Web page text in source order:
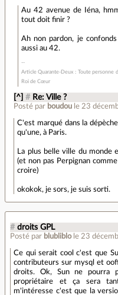
Au 42 avenue de Iéna,
tout doit finir ?
Ah non pardon, je
aussi au 42.
Article Quarante-Deux : Toute personne
Roi de Cœur
[^] # Re: Ville ?
Posté par boudou le 23
C'est marqué dans la
qu'une, à Paris.
La plus belle ville du monde
(et non pas Perpignan
croire)
okokok, je sors, je suis sorti.
# droits GPL
Posté par blubliblo le 23
Ce qui serait cool c'est que
contributeurs sur mysql et
droits. Ok, Sun ne pourra
propriétaire et ça sera
m'intéresse c'est que la